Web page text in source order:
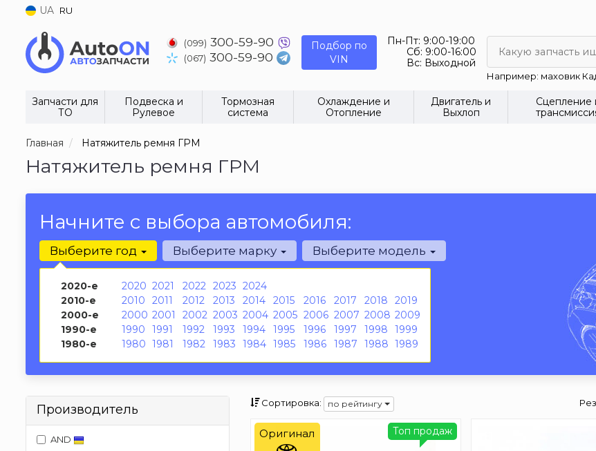
UA RU
(099) 300-59-90
(067) 300-59-90
Подбор по
VIN
Пн-Пт: 9:00-19:00
Сб: 9:00-16:00
Вс: Выходной
Какую запчасть
Например: маховик
Запчасти для
ТО
Подвеска и
Рулевое
Тормозная
система
Охлаждение и
Отопление
Двигатель и
Выхлоп
Сцепление
Главная Натяжитель ремня ГРМ
Натяжитель ремня ГРМ
Начните с выбора автомобиля:
Выберите год
2020-е 2020 2021 2022 2023 2024
2010-е
2010 2011 2012 2013 2014 2015 2016 2017 2018
2019
2000-е
2000 2001 2002 2003 2004 2005 2006 2007 2008 2009
1990-е
1990 1991 1992 1993 1994 1995 1996 1997 1998
1999
1980-е
1980 1981 1982 1983 1984 1985 1986 1987 1988 1989
Выберите марку Выберите модель
Производитель
AND
Сортировка: по рейтингу
Топ продаж
Оригинал